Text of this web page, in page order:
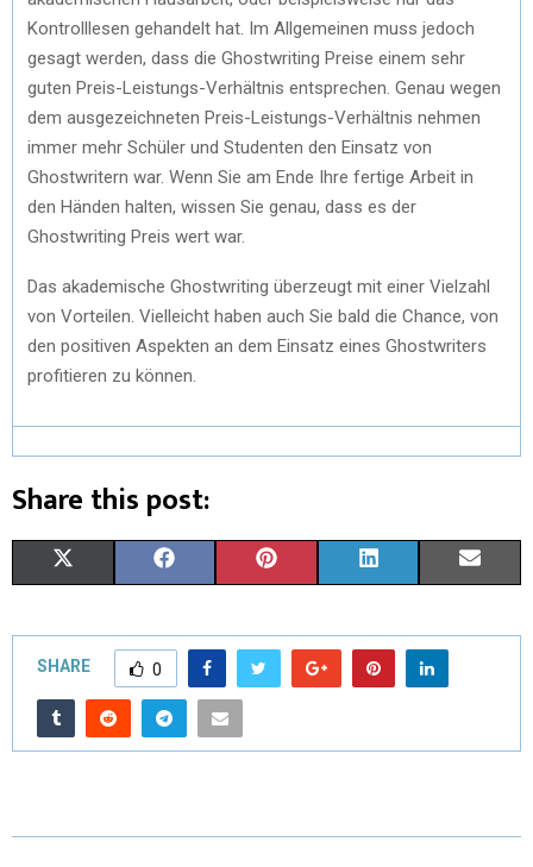
Kontrolllesen gehandelt hat. Im Allgemeinen muss jedoch
gesagt werden, dass die Ghostwriting Preise einem sehr
guten Preis-Leistungs-Verhältnis entsprechen. Genau wegen
dem ausgezeichneten Preis-Leistungs-Verhältnis nehmen
immer mehr Schüler und Studenten den Einsatz von
Ghostwritern war. Wenn Sie am Ende Ihre fertige Arbeit in
den Händen halten, wissen Sie genau, dass es der
Ghostwriting Preis wert war.
Das akademische Ghostwriting überzeugt mit einer Vielzahl
von Vorteilen. Vielleicht haben auch Sie bald die Chance, von
den positiven Aspekten an dem Einsatz eines Ghostwriters
profitieren zu können.
Share this post:
I
C
E
B
N
T
N
K
SHARE 0